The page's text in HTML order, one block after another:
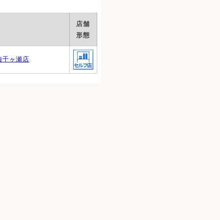
店舗
形態
千ヶ瀬店